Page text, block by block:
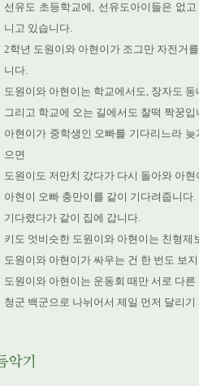
선유도 초등학교에, 선유도아이들은 없
니고 있습니다.
2학년 도원이와 아현이가 조그만 자전거
니다.
도원이와 아현이는 학교에서도, 장자도 동
그리고 학교에 오는 길에서도 찰떡 짝꿍입
아현이가 중학생인 오빠를 기다리느라
으면
도원이도 저만치 갔다가 다시 돌아와 아
아현이 오빠 충만이를 같이 기다려줍니다.
기다렸다가 같이 집에 갑니다.
키도 엇비슷한 도원이와 아현이는 친형제
도원이와 아현이가 싸우는 건 한 번도 보
도원이와 아현이는 운동회 때만 서로 다른
청군 백군으로 나뉘어서 제일 먼저 달리기